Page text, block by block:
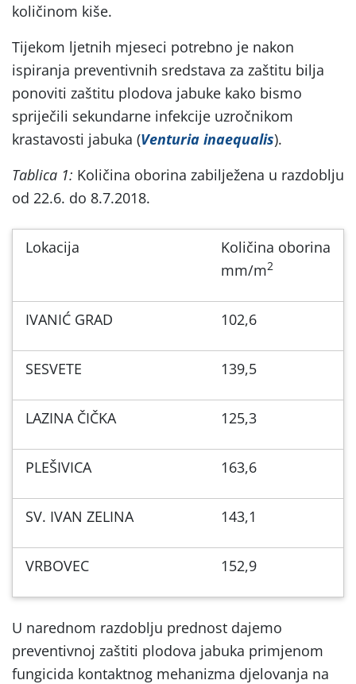
količinom kiše.
Tijekom ljetnih mjeseci potrebno je nakon
ispiranja preventivnih sredstava za zaštitu bilja
ponoviti zaštitu plodova jabuke kako bismo
spriječili sekundarne infekcije uzročnikom
krastavosti jabuka (Venturia inaequalis).
Tablica 1: Količina oborina zabilježena u razdoblju
od 22.6. do 8.7.2018.
Lokacija
Količina oborina
mm/m2
IVANIĆ GRAD 102,6
SESVETE 139,5
LAZINA ČIČKA 125,3
PLEŠIVICA 163,6
SV. IVAN ZELINA 143,1
VRBOVEC 152,9
U narednom razdoblju prednost dajemo
preventivnoj zaštiti plodova jabuka primjenom
fungicida kontaktnog mehanizma djelovanja na